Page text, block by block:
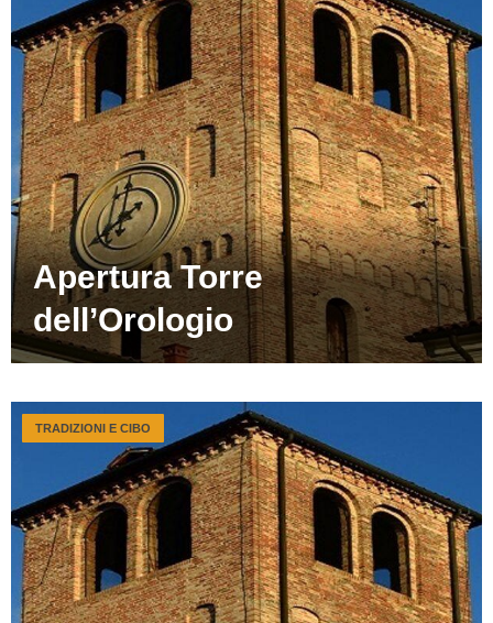
Apertura Torre
dell’Orologio
TRADIZIONI E CIBO